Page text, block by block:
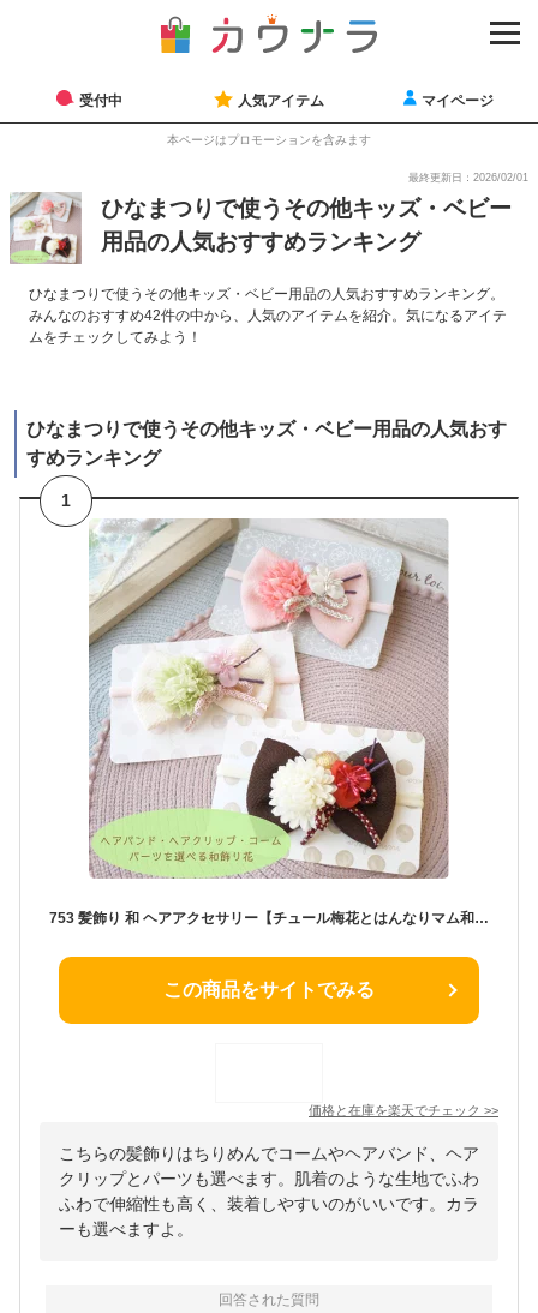
受付中 人気アイテム マイページ
本ページはプロモーションを含みます
最終更新日：2026/02/01
ひなまつりで使うその他キッズ・ベビー
用品の人気おすすめランキング
ひなまつりで使うその他キッズ・ベビー用品の人気おすすめランキング。
みんなのおすすめ42件の中から、人気のアイテムを紹介。気になるアイテ
ムをチェックしてみよう！
ひなまつりで使うその他キッズ・ベビー用品の人気おす
すめランキング
1
753 髪飾り 和 ヘアアクセサリー【チュール梅花とはんなりマム和飾りリボン】ベビーヘアバンド ヘアクリップ コームから選べるヘアアクセ 3歳 7歳 お食い初め 日本製 和装 マム 花 ベビー袴 浴衣 ひなまつり 飾り キッズ ちりめん 子供 卒業式 七五三 赤ちゃん
この商品をサイトでみる
価格と在庫を楽天でチェック >>
こちらの髪飾りはちりめんでコームやヘアバンド、ヘア
クリップとパーツも選べます。肌着のような生地でふわ
ふわで伸縮性も高く、装着しやすいのがいいです。カラ
ーも選べますよ。
回答された質問